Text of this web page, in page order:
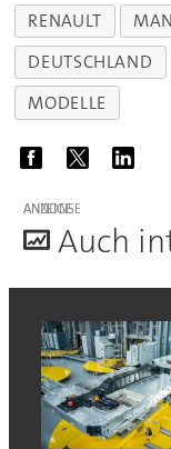
RENAULT
DEUTSCHLAND
MODELLE
ANZEIGE
Auch